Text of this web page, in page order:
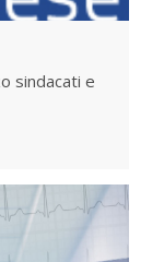
sindacati e